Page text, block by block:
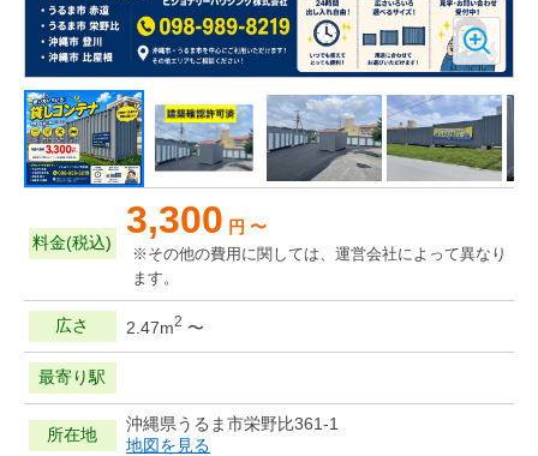
料金(税込)
3,300 円 〜
※その他の費用に関しては、運営会社によって異なり
ます。
広さ 2.47m2 〜
最寄り駅
所在地
沖縄県うるま市栄野比361-1
地図を見る